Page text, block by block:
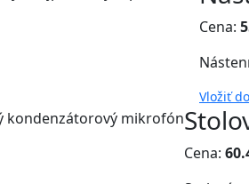
Cena:
Vložiť
Cena: